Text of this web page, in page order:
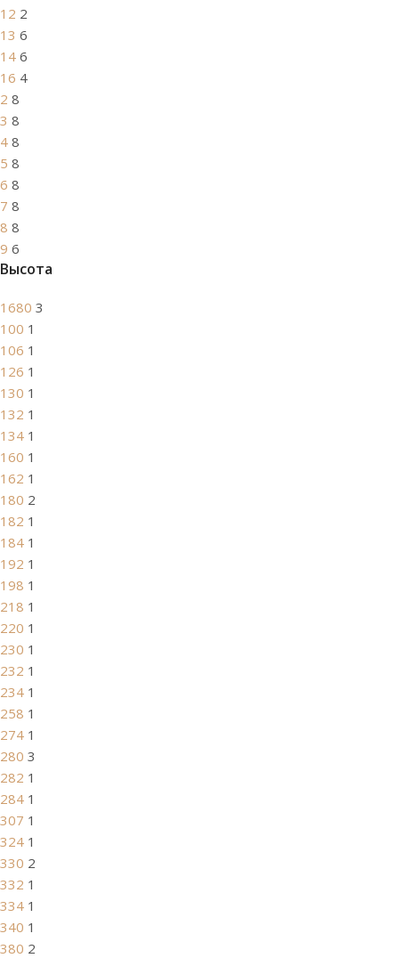
12 2
13 6
14 6
16 4
2 8
3 8
4 8
5 8
6 8
7 8
8 8
9 6
Высота
1680 3
100 1
106 1
126 1
130 1
132 1
134 1
160 1
162 1
180 2
182 1
184 1
192 1
198 1
218 1
220 1
230 1
232 1
234 1
258 1
274 1
280 3
282 1
284 1
307 1
324 1
330 2
332 1
334 1
340 1
380 2